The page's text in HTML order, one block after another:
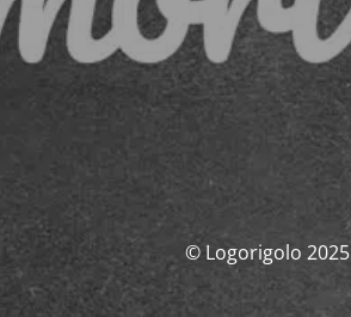
© Logorigolo 2025